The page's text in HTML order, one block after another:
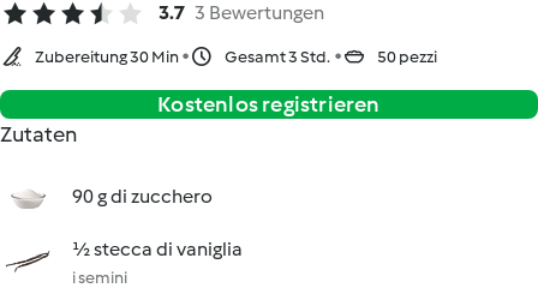
3.7 3 Bewertungen
Zubereitung 30 Min Gesamt 3 Std. 50 pezzi
Kostenlos registrieren
Zutaten
90 g di zucchero
½ stecca di vaniglia
i semini